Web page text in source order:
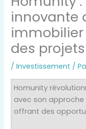
innovante
des
/Investissement /
Homunity
avec son
offrant des